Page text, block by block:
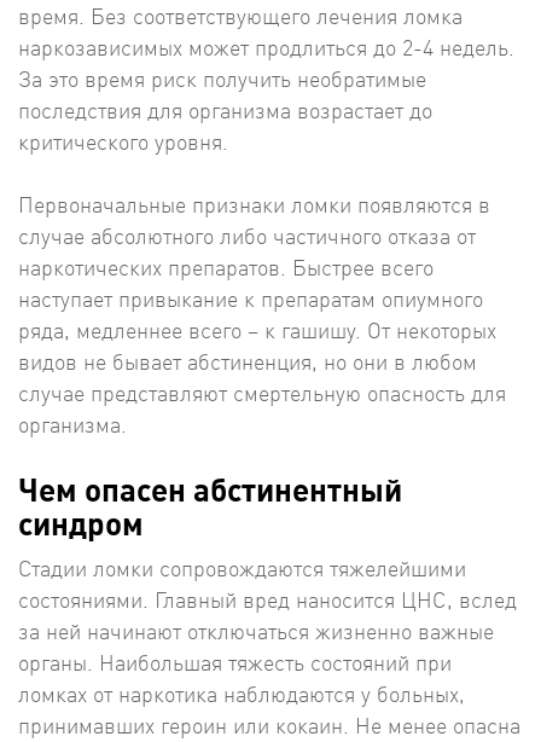
время. Без соответствующего лечения ломка
наркозависимых может продлиться до 2-4 недель.
За это время риск получить необратимые
последствия для организма возрастает до
критического уровня.
Первоначальные признаки ломки появляются в
случае абсолютного либо частичного отказа от
наркотических препаратов. Быстрее всего
наступает привыкание к препаратам опиумного
ряда, медленнее всего – к гашишу. От некоторых
видов не бывает абстиненция, но они в любом
случае представляют смертельную опасность для
организма.
Чем опасен абстинентный
синдром
Стадии ломки сопровождаются тяжелейшими
состояниями. Главный вред наносится ЦНС, вслед
за ней начинают отключаться жизненно важные
органы. Наибольшая тяжесть состояний при
ломках от наркотика наблюдаются у больных,
принимавших героин или кокаин. Не менее опасна